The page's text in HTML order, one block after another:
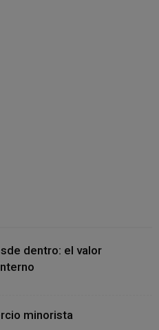
dentro: el valor
minorista